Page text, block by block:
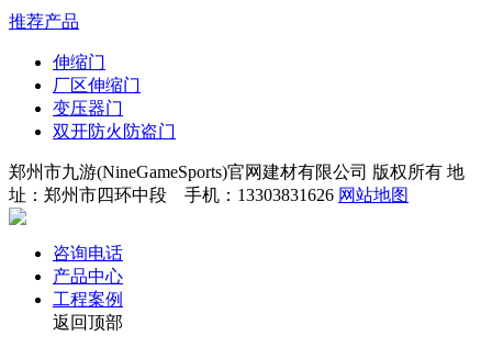
推荐产品
伸缩门
厂区伸缩门
变压器门
双开防火防盗门
郑州市九游(NineGameSports)官网建材有限公司 版权所有 地
址：郑州市四环中段 手机：13303831626 网站地图
咨询电话
产品中心
工程案例
返回顶部